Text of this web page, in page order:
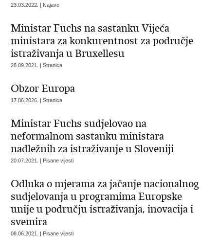
23.03.2022. | Najave
Ministar Fuchs na sastanku Vijeća
ministara za konkurentnost za područje
istraživanja u Bruxellesu
28.09.2021. | Stranica
Obzor Europa
17.06.2026. | Stranica
Ministar Fuchs sudjelovao na
neformalnom sastanku ministara
nadležnih za istraživanje u Sloveniji
20.07.2021. | Pisane vijesti
Odluka o mjerama za jačanje nacionalnog
sudjelovanja u programima Europske
unije u području istraživanja, inovacija i
svemira
08.06.2021. | Pisane vijesti